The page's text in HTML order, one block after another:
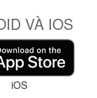
VÀ IOS
iOS